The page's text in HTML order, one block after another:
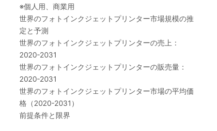
※個人用、商業用
世界のフォトインクジェットプリンター市場規模の推
定と予測
世界のフォトインクジェットプリンターの売上：
2020-2031
世界のフォトインクジェットプリンターの販売量：
2020-2031
世界のフォトインクジェットプリンター市場の平均価
格（2020-2031）
前提条件と限界